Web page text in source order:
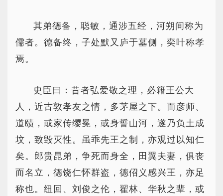
其弟德备，聪敏，通涉五经，河朔间称为
儒者。德备终，子处默又庐于墓侧，奕叶称孝
焉。
史臣曰：昔者弘爱敬之理，必籍王公大
人，近古敦孝友之情，多茅屋之下。而彦师、
道赜，或家传缨冕，或身誓山河，遂乃负土成
坟，致毁灭性。虽乖先王之制，亦观过以知仁
矣。郎贵昆弟，争死而身全，田翼夫妻，俱丧
而名立，德饶仁怀群盗，德佋义感兴王，亦足
称也。纽回、刘俊之伦，翟林、华秋之辈，或